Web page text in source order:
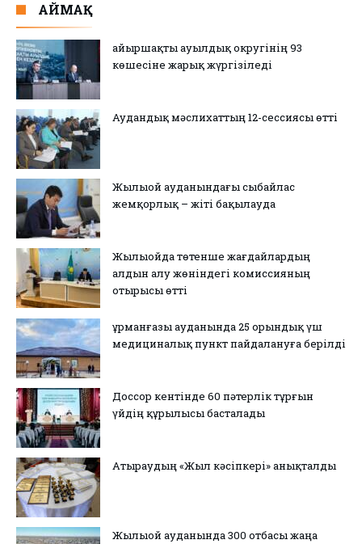
АЙМАҚ
Қайыршақты ауылдық округінің 93
көшесіне жарық жүргізіледі
Аудандық мәслихаттың 12-сессиясы өтті
Жылыой ауданындағы сыбайлас
жемқорлық – жіті бақылауда
Жылыойда төтенше жағдайлардың
алдын алу жөніндегі комиссияның
отырысы өтті
Құрманғазы ауданында 25 орындық үш
медициналық пункт пайдалануға берілді
Доссор кентінде 60 пәтерлік тұрғын
үйдің құрылысы басталады
Атыраудың «Жыл кәсіпкері» анықталды
Жылыой ауданында 300 отбасы жаңа